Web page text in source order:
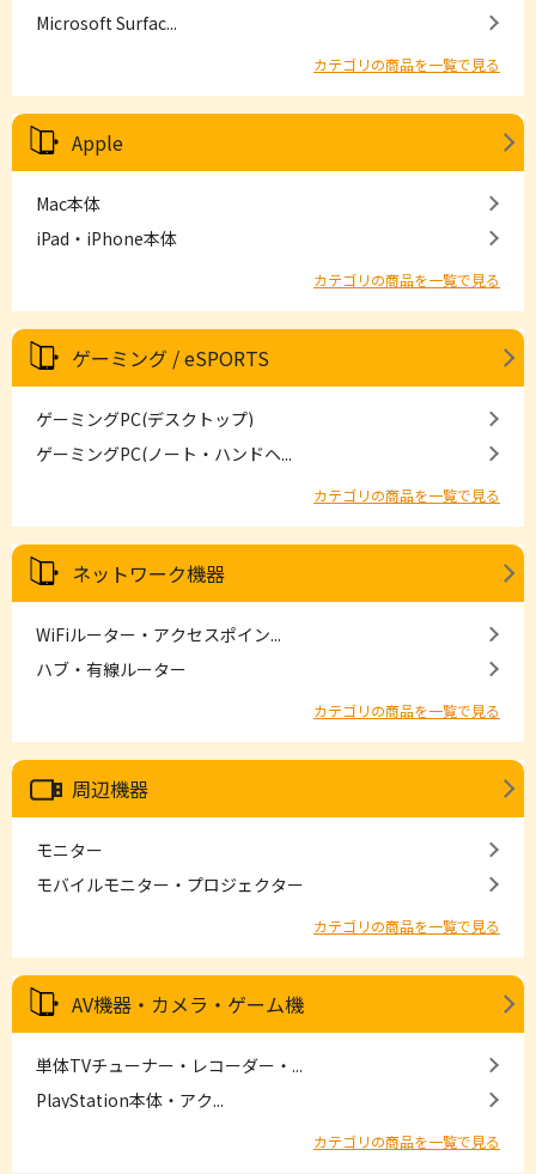
Microsoft Surfac...
カテゴリの商品を一覧で見る
Apple
Mac本体
iPad・iPhone本体
カテゴリの商品を一覧で見る
ゲーミング / eSPORTS
ゲーミングPC(デスクトップ)
ゲーミングPC(ノート・ハンドヘ...
カテゴリの商品を一覧で見る
ネットワーク機器
WiFiルーター・アクセスポイン...
ハブ・有線ルーター
カテゴリの商品を一覧で見る
周辺機器
モニター
モバイルモニター・プロジェクター
カテゴリの商品を一覧で見る
AV機器・カメラ・ゲーム機
単体TVチューナー・レコーダー・...
PlayStation本体・アク...
カテゴリの商品を一覧で見る